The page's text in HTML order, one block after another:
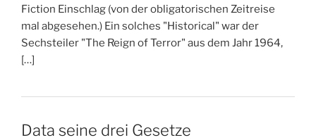
Fiction Einschlag (von der obligatorischen Zeitreise
mal abgesehen.) Ein solches "Historical" war der
Sechsteiler "The Reign of Terror" aus dem Jahr 1964,
[…]
Data seine drei Gesetze